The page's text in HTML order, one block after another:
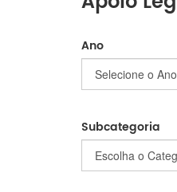
Ano
Subcategoria